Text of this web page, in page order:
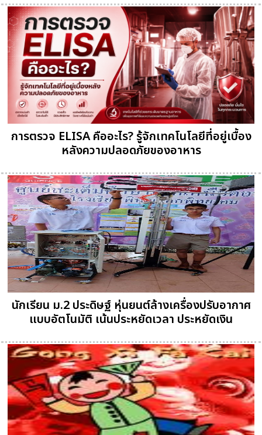
การตรวจ ELISA คืออะไร? รู้จักเทคโนโลยีที่อยู่เบื้อง
หลังความปลอดภัยของอาหาร
นักเรียน ม.2 ประดิษฐ์ หุ่นยนต์ล้างเครื่องปรับอากาศ
แบบอัตโนมัติ เน้นประหยัดเวลา ประหยัดเงิน